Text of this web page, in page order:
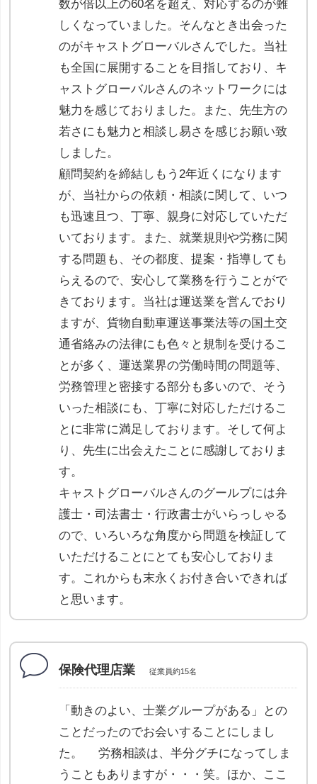
数が倍以上の60名を超え、対応するのが難
しくなっていました。そんなとき出会った
のがキャストグローバルさんでした。当社
も全国に展開することを目指しており、キ
ャストグローバルさんのネットワークには
魅力を感じておりました。また、先生方の
若さにも魅力と相談し易さを感じお願い致
しました。
顧問契約を締結しもう2年近くになります
が、当社からの依頼・相談に関して、いつ
も迅速且つ、丁寧、親身に対応していただ
いております。また、就業規則や労務に関
する問題も、その都度、提案・指導しても
らえるので、安心して業務を行うことがで
きております。当社は運送業を営んでおり
ますが、貨物自動車運送事業法等の国土交
通省絡みの法律にも色々と規制を受けるこ
とが多く、運送業界の労働時間の問題等、
労務管理と密接する部分も多いので、そう
いった相談にも、丁寧に対応しただけるこ
とに非常に満足しております。そして何よ
り、先生に出会えたことに感謝しておりま
す。
キャストグローバルさんのグールプには弁
護士・司法書士・行政書士がいらっしゃる
ので、いろいろな角度から問題を検証して
いただけることにとても安心しておりま
す。これからも末永くお付き合いできれば
と思います。
保険代理店業 従業員約15名
「動きのよい、士業グループがある」との
ことだったのでお会いすることにしまし
た。 労務相談は、半分グチになってしま
うこともありますが・・・笑。ほか、ここ